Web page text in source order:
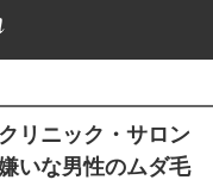
リニック・サロン
いな男性のムダ毛